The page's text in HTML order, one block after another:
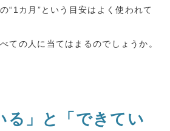
“1 カ月 ”という目安はよく使われて
ての人に当てはまるのでしょうか。
る」と「できてい